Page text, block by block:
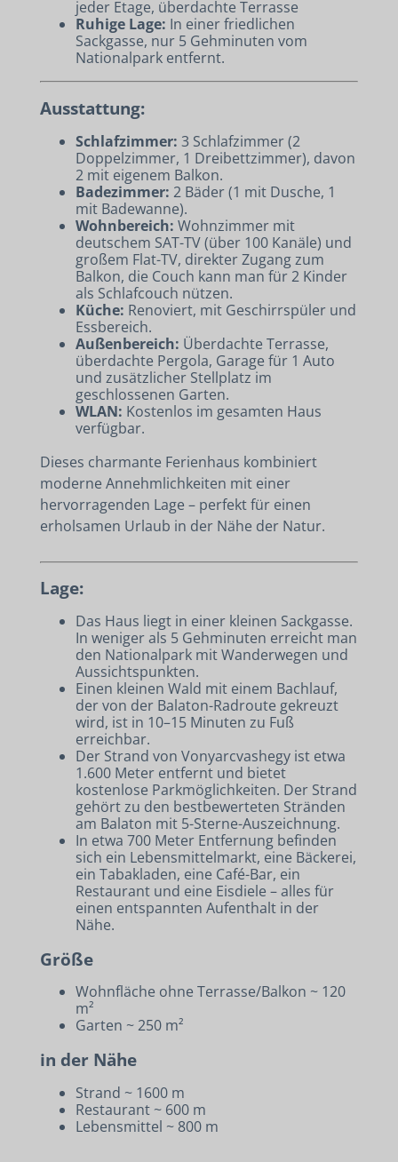
jeder Etage, überdachte Terrasse
Ruhige Lage: In einer friedlichen
Sackgasse, nur 5 Gehminuten vom
Nationalpark entfernt.
Ausstattung:
Schlafzimmer: 3 Schlafzimmer (2
Doppelzimmer, 1 Dreibettzimmer), davon
2 mit eigenem Balkon.
Badezimmer: 2 Bäder (1 mit Dusche, 1
mit Badewanne).
Wohnbereich: Wohnzimmer mit
deutschem SAT-TV (über 100 Kanäle) und
großem Flat-TV, direkter Zugang zum
Balkon, die Couch kann man für 2 Kinder
als Schlafcouch nützen.
Küche: Renoviert, mit Geschirrspüler und
Essbereich.
Außenbereich: Überdachte Terrasse,
überdachte Pergola, Garage für 1 Auto
und zusätzlicher Stellplatz im
geschlossenen Garten.
WLAN: Kostenlos im gesamten Haus
verfügbar.
Dieses charmante Ferienhaus kombiniert
moderne Annehmlichkeiten mit einer
hervorragenden Lage – perfekt für einen
erholsamen Urlaub in der Nähe der Natur.
Lage:
Das Haus liegt in einer kleinen Sackgasse.
In weniger als 5 Gehminuten erreicht man
den Nationalpark mit Wanderwegen und
Aussichtspunkten.
Einen kleinen Wald mit einem Bachlauf,
der von der Balaton-Radroute gekreuzt
wird, ist in 10–15 Minuten zu Fuß
erreichbar.
Der Strand von Vonyarcvashegy ist etwa
1.600 Meter entfernt und bietet
kostenlose Parkmöglichkeiten. Der Strand
gehört zu den bestbewerteten Stränden
am Balaton mit 5-Sterne-Auszeichnung.
In etwa 700 Meter Entfernung befinden
sich ein Lebensmittelmarkt, eine Bäckerei,
ein Tabakladen, eine Café-Bar, ein
Restaurant und eine Eisdiele – alles für
einen entspannten Aufenthalt in der
Nähe.
Größe
Wohnfläche ohne Terrasse/Balkon ~ 120
m²
Garten ~ 250 m²
in der Nähe
Strand ~ 1600 m
Restaurant ~ 600 m
Lebensmittel ~ 800 m